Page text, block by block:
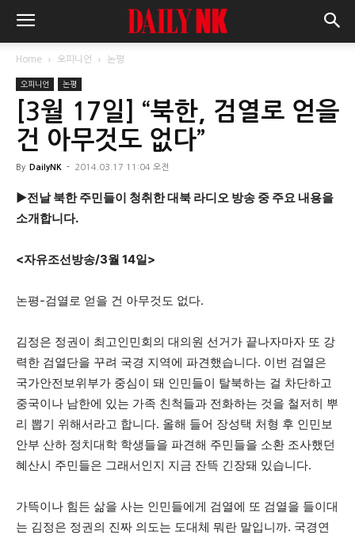
Home 오피니언 논평
오피니언 논평
[3월 17일] “북한, 검열로 얻을
건 아무것도 없다”
By DailyNK - 2014.03.17 11:04 오전
▶전날 북한 주민들이 청취한 대북 라디오 방송 중 주요 내용을
소개합니다.
<자유조선방송/3월 14일>
논평-검열로 얻을 건 아무것도 없다.
김정은 정권이 최고인민회의 대의원 선거가 끝나자마자 또 강
력한 검열단을 꾸려 국경 지역에 파견했습니다. 이번 검열은
국가안전보위부가 중심이 돼 인민들이 탈북하는 걸 차단하고
중국이나 남한에 있는 가족 친척들과 전화하는 것을 철저히 뿌
리 뽑기 위해서라고 합니다. 올해 들어 장성택 처형 후 인민보
안부 산하 정치대학 학생들을 파견해 주민들을 소환 조사했던
혜산시 주민들은 그래서인지 지금 잔뜩 긴장돼 있습니다.
가뜩이나 힘든 삶을 사는 인민들에게 검열에 또 검열을 들이대
는 김정은 정권의 진짜 의도는 도대체 뭐란 말입니까. 국경연